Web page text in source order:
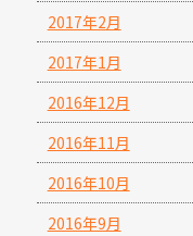
2017年2月
2017年1月
2016年12月
2016年11月
2016年10月
2016年9月